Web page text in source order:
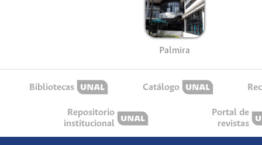
Palmira
Bibliotecas Catálogo
Repositorio
institucional
Portal de
revistas